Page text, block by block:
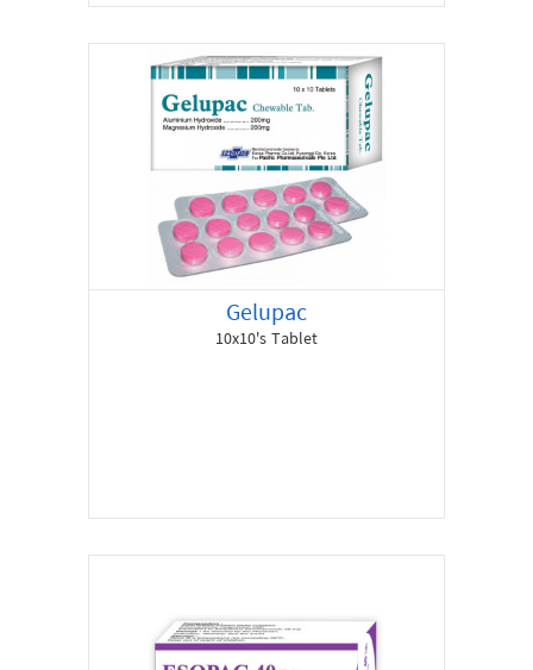
Gelupac
10x10's Tablet